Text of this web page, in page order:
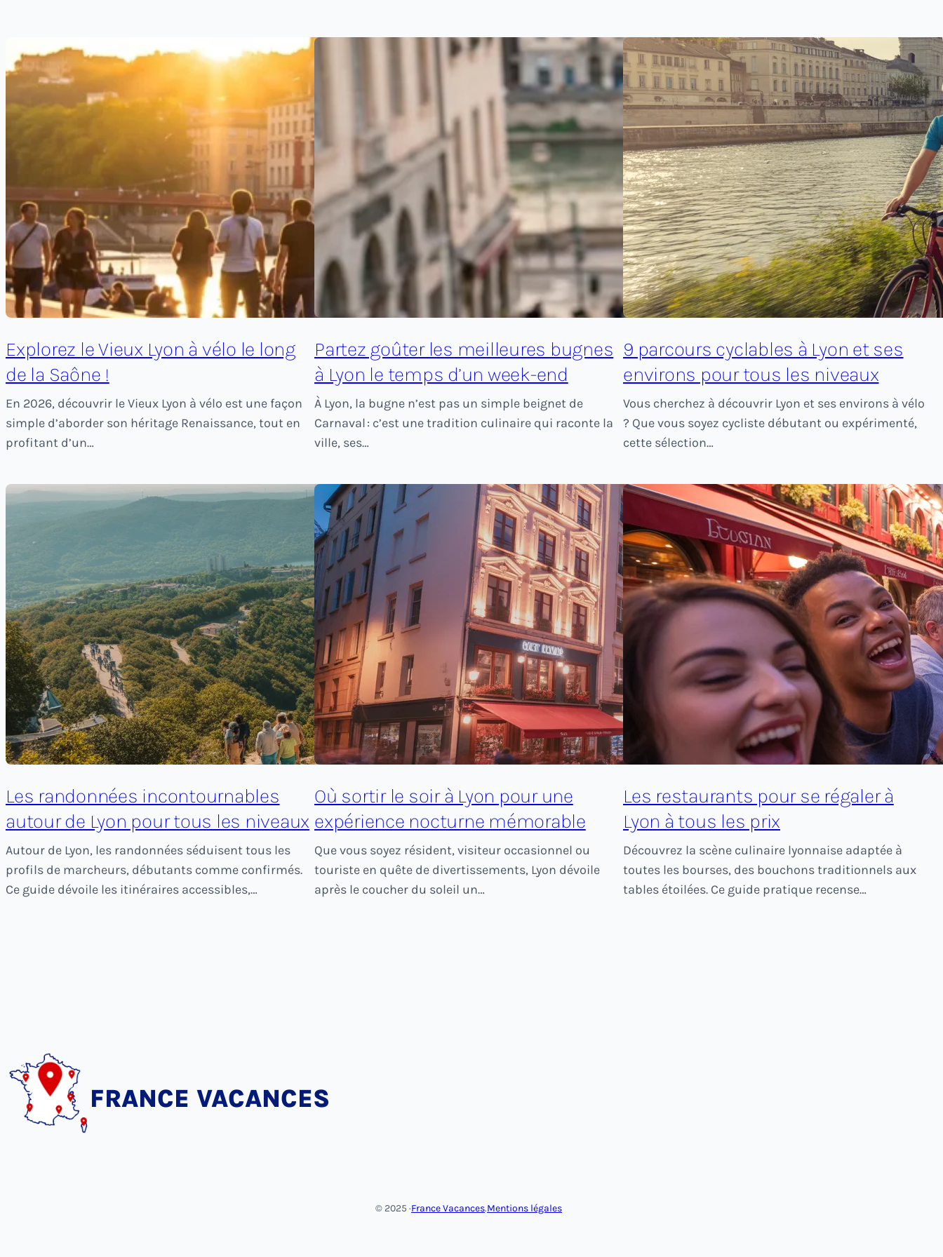
Explorez le Vieux Lyon à vélo le long
de la Saône !
En 2026, découvrir le Vieux Lyon à vélo est une façon
simple d’aborder son héritage Renaissance, tout en
profitant d’un…
Partez goûter les meilleures bugnes
à Lyon le temps d’un week-end
À Lyon, la bugne n’est pas un simple beignet de
Carnaval : c’est une tradition culinaire qui raconte la
ville, ses…
9 parcours cyclables à Lyon et ses
environs pour tous les niveaux
Vous cherchez à découvrir Lyon et ses environs à vélo
? Que vous soyez cycliste débutant ou expérimenté,
cette sélection…
Les randonnées incontournables
autour de Lyon pour tous les niveaux
Autour de Lyon, les randonnées séduisent tous les
profils de marcheurs, débutants comme confirmés.
Ce guide dévoile les itinéraires accessibles,…
Où sortir le soir à Lyon pour une
expérience nocturne mémorable
Que vous soyez résident, visiteur occasionnel ou
touriste en quête de divertissements, Lyon dévoile
après le coucher du soleil un…
Les restaurants pour se régaler à
Lyon à tous les prix
Découvrez la scène culinaire lyonnaise adaptée à
toutes les bourses, des bouchons traditionnels aux
tables étoilées. Ce guide pratique recense…
FRANCE VACANCES
© 2025 ·France Vacances.Mentions légales